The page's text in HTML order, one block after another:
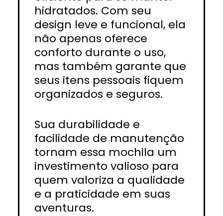
hidratados. Com seu
design leve e funcional, ela
não apenas oferece
conforto durante o uso,
mas também garante que
seus itens pessoais fiquem
organizados e seguros.
Sua durabilidade e
facilidade de manutenção
tornam essa mochila um
investimento valioso para
quem valoriza a qualidade
e a praticidade em suas
aventuras.